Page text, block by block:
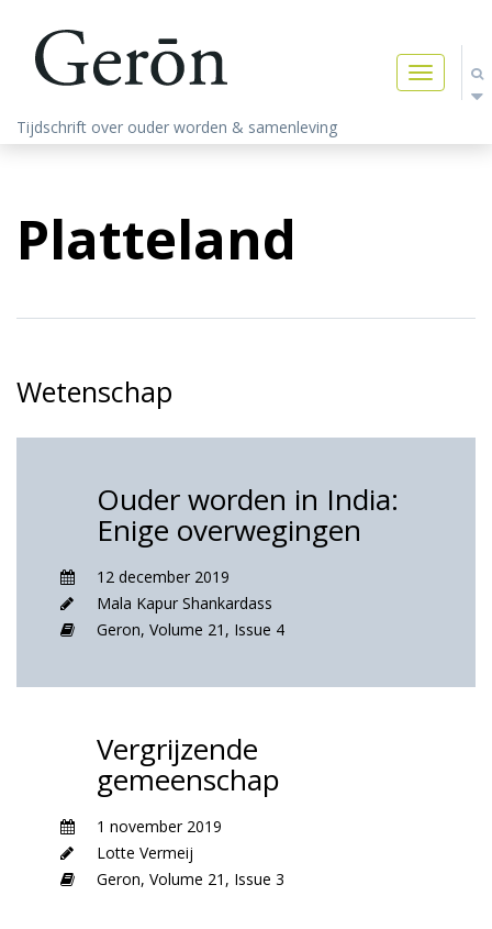
Toggle
navigation
Tijdschrift over ouder worden & samenleving
Platteland
Wetenschap
Ouder worden in India:
Enige overwegingen
12 december 2019
Mala Kapur Shankardass
Geron, Volume 21, Issue 4
Vergrijzende
gemeenschap
1 november 2019
Lotte Vermeij
Geron, Volume 21, Issue 3